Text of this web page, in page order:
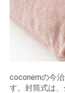
coconemの今
す。封筒式は